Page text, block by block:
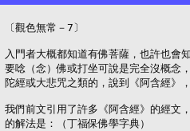
〔觀色無常－7〕
入門者大概都知道有佛菩薩，也許也會
要唸（念）佛或打坐可說是完全沒概念
陀經或大悲咒之類的，說到《阿含經
我們前文引用了許多《阿含經》的經文
的解法是：（丁福保佛學字典）